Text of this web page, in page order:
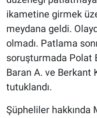
ikametine girmek
meydana geldi.
olmadı. Patlama
soruşturmada Polat
Baran A. ve Berkant
tutuklandı.
Şüpheliler hakkında
Ne demişti
Nedir
Popüler
Programlar
Sağlık